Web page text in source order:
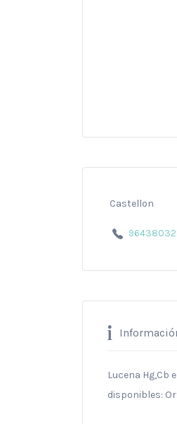
Castellon
Lucena Hg,Cb
disponibles: